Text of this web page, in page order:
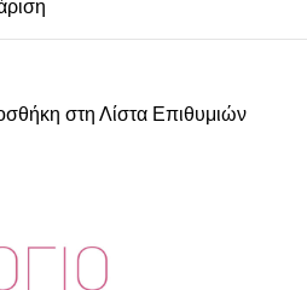
στη Λίστα Επιθυμιών